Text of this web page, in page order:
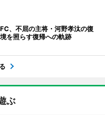
、不屈の主将・河野孝汰の復
を照らす復帰への軌跡
ぶ